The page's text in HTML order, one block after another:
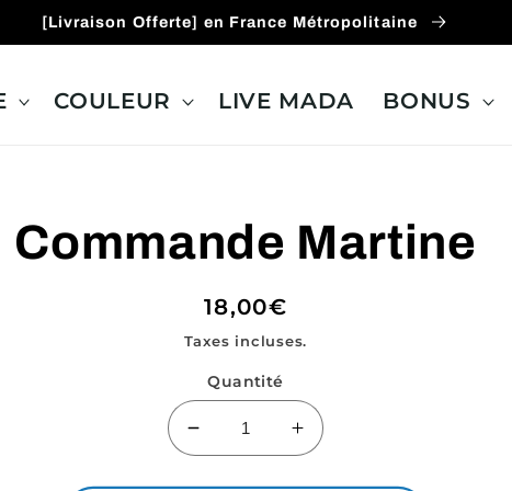
[Livraison Offerte] en France Métropolitaine
COULEUR LIVE MADA BONUS
Commande Martine
Prix
habituel
18,00€
Taxes incluses.
Quantité
Réduire
la
Augmenter
la